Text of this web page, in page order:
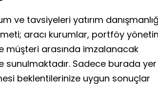
ve tavsiyeleri yatırım
aracı kurumlar, portföy
müşteri arasında imzalanacak
sunulmaktadır. Sadece burada yer
beklentilerinize uygun sonuçlar